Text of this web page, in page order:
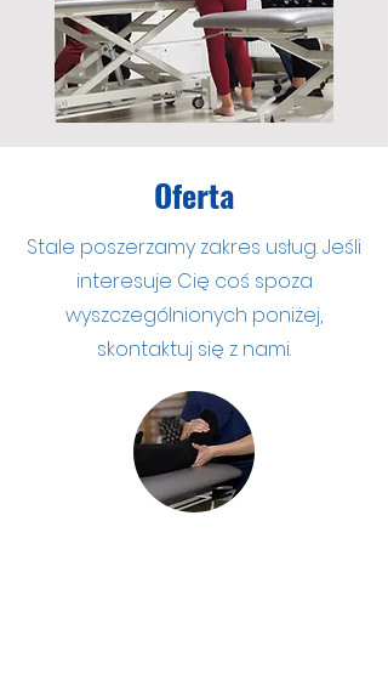
Oferta
Stale poszerzamy zakres usług. Jeśli
interesuje Cię coś spoza
wyszczególnionych poniżej,
skontaktuj się z nami.